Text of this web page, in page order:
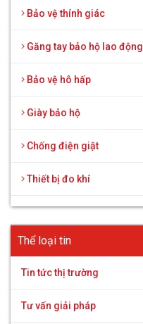
Bảo vệ thính giác
Găng tay bảo hộ lao động
Bảo vệ hô hấp
Giày bảo hộ
Chống điện giật
Thiết bị đo khí
Thể loại tin
Tin tức thị trường
Tư vấn giải pháp